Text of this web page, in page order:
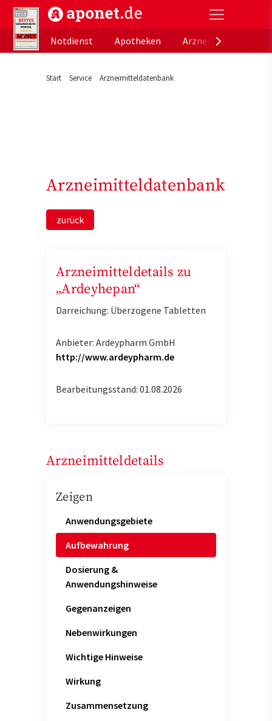
aponet.de - Das offizielle Gesundheitsportal der
Notdienst
Apotheken
Start Service Arzneimitteldatenbank
Arzneimitteldatenbank
zurück
Arzneimitteldetails zu
„Ardeyhepan“
Darreichung: Überzogene Tabletten
Anbieter: Ardeypharm GmbH
http://www.ardeypharm.de
Bearbeitungsstand: 01.08.2026
Arzneimitteldetails
Zeigen
Anwendungsgebiete
Aufbewahrung
Dosierung &
Anwendungshinweise
Gegenanzeigen
Nebenwirkungen
Wichtige Hinweise
Wirkung
Zusammensetzung